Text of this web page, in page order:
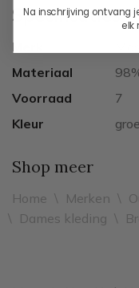
Specificaties
Merk
Materiaal
Voorraad
7
Kleur
Shop meer
Home \ Merken \
\ Dames kleding \
Na inschrijving ontvang
elk